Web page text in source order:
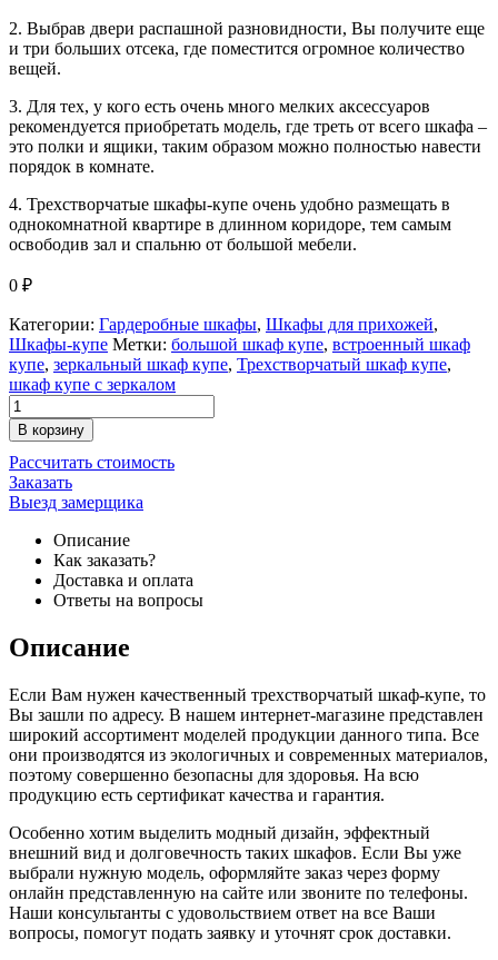
2. Выбрав двери распашной разновидности, Вы получите еще
и три больших отсека, где поместится огромное количество
вещей.
3. Для тех, у кого есть очень много мелких аксессуаров
рекомендуется приобретать модель, где треть от всего шкафа –
это полки и ящики, таким образом можно полностью навести
порядок в комнате.
4. Трехстворчатые шкафы-купе очень удобно размещать в
однокомнатной квартире в длинном коридоре, тем самым
освободив зал и спальню от большой мебели.
0 ₽
Категории: Гардеробные шкафы, Шкафы для прихожей,
Шкафы-купе Метки: большой шкаф купе, встроенный шкаф
купе, зеркальный шкаф купе, Трехстворчатый шкаф купе,
шкаф купе с зеркалом
В корзину
Рассчитать стоимость
Заказать
Выезд замерщика
Описание
Как заказать?
Доставка и оплата
Ответы на вопросы
Описание
Если Вам нужен качественный трехстворчатый шкаф-купе, то
Вы зашли по адресу. В нашем интернет-магазине представлен
широкий ассортимент моделей продукции данного типа. Все
они производятся из экологичных и современных материалов,
поэтому совершенно безопасны для здоровья. На всю
продукцию есть сертификат качества и гарантия.
Особенно хотим выделить модный дизайн, эффектный
внешний вид и долговечность таких шкафов. Если Вы уже
выбрали нужную модель, оформляйте заказ через форму
онлайн представленную на сайте или звоните по телефоны.
Наши консультанты с удовольствием ответ на все Ваши
вопросы, помогут подать заявку и уточнят срок доставки.